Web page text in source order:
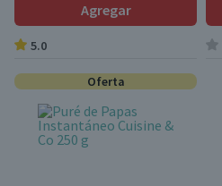
Agregar
5.0
Oferta